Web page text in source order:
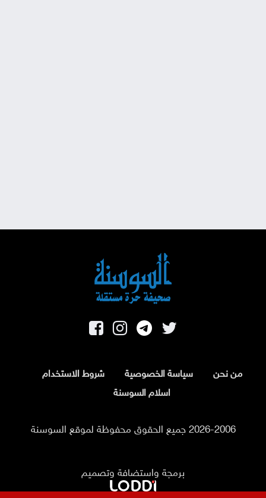
من نحن سياسة الخصوصية
شروط الاستخدام
اسلام السوسنة
2026-2006 جميع الحقوق محفوظة لموقع السوسنة
برمجة واستضافة وتصميم